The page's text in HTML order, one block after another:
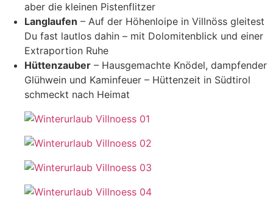
aber die kleinen Pistenflitzer
Langlaufen – Auf der Höhenloipe in Villnöss gleitest
Du fast lautlos dahin – mit Dolomitenblick und einer
Extraportion Ruhe
Hüttenzauber – Hausgemachte Knödel, dampfender
Glühwein und Kaminfeuer – Hüttenzeit in Südtirol
schmeckt nach Heimat